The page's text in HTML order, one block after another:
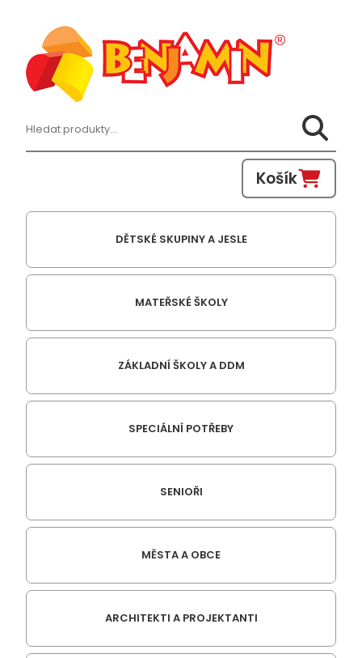
Hledat:
Košík
DĚTSKÉ SKUPINY A JESLE
MATEŘSKÉ ŠKOLY
ZÁKLADNÍ ŠKOLY A DDM
SPECIÁLNÍ POTŘEBY
SENIOŘI
MĚSTA A OBCE
ARCHITEKTI A PROJEKTANTI